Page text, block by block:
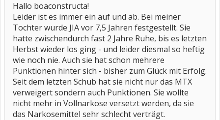
Hallo boaconstructa!
Leider ist es immer ein auf und ab. Bei meiner
Tochter wurde JIA vor 7,5 Jahren festgestellt. Sie
hatte zwischendurch fast 2 Jahre Ruhe, bis es letzten
Herbst wieder los ging - und leider diesmal so heftig
wie noch nie. Auch sie hat schon mehrere
Punktionen hinter sich - bisher zum Glück mit Erfolg.
Seit dem letzten Schub hat sie nicht nur das MTX
verweigert sondern auch Punktionen. Sie wollte
nicht mehr in Vollnarkose versetzt werden, da sie
das Narkosemittel sehr schlecht verträgt.